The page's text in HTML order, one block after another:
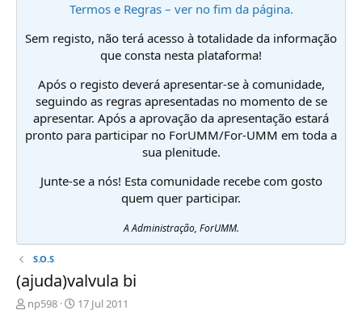
Termos e Regras – ver no fim da página.
Sem registo, não terá acesso à totalidade da informação
que consta nesta plataforma!
Após o registo deverá apresentar-se à comunidade,
seguindo as regras apresentadas no momento de se
apresentar. Após a aprovação da apresentação estará
pronto para participar no ForUMM/For-UMM em toda a
sua plenitude.
Junte-se a nós! Esta comunidade recebe com gosto
quem quer participar.
A Administração, ForUMM.
S.O.S
(ajuda)valvula bi
Inp598
D
17 Jul 2011